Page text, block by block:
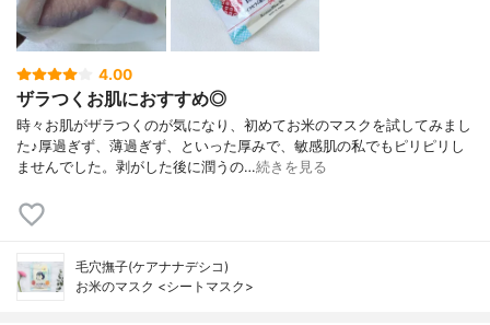
4.00
ザラつくお肌におすすめ◎
時々お肌がザラつくのが気になり、初めてお米のマスクを試してみまし
た♪厚過ぎず、薄過ぎず、といった厚みで、敏感肌の私でもピリピリし
ませんでした。剥がした後に潤うの…続きを見る
毛穴撫子(ケアナナデシコ)
お米のマスク <シートマスク>